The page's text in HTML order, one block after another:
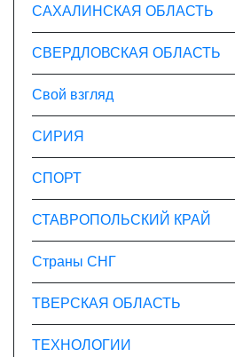
САХАЛИНСКАЯ ОБЛАСТЬ
СВЕРДЛОВСКАЯ ОБЛАСТЬ
Свой взгляд
СИРИЯ
СПОРТ
СТАВРОПОЛЬСКИЙ КРАЙ
Страны СНГ
ТВЕРСКАЯ ОБЛАСТЬ
ТЕХНОЛОГИИ